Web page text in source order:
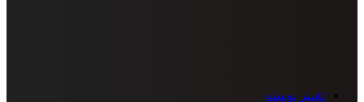
تغییر پوسته